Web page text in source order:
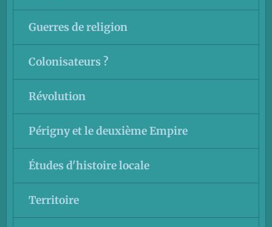
Guerres de religion
Colonisateurs ?
Révolution
Périgny et le deuxième Empire
Études d'histoire locale
Territoire